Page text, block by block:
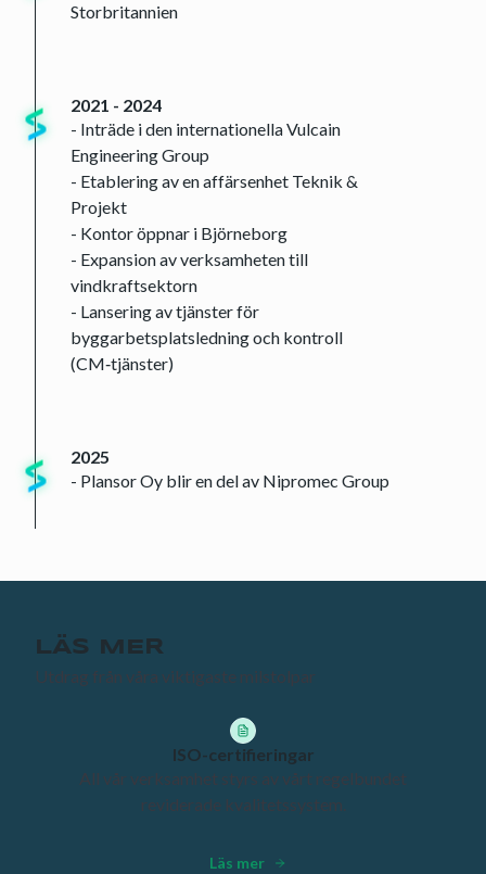
Storbritannien
2021 - 2024
- Inträde i den internationella Vulcain
Engineering Group
- Etablering av en affärsenhet Teknik &
Projekt
- Kontor öppnar i Björneborg
- Expansion av verksamheten till
vindkraftsektorn
- Lansering av tjänster för
byggarbetsplatsledning och kontroll
(CM‑tjänster)
2025
- Plansor Oy blir en del av Nipromec Group
LÄS MER
Utdrag från våra viktigaste milstolpar
ISO-certifieringar
All vår verksamhet styrs av vårt regelbundet
reviderade kvalitetssystem.
Läs mer